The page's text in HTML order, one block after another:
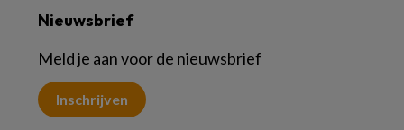
Nieuwsbrief
Meld je aan voor de nieuwsbrief
Inschrijven